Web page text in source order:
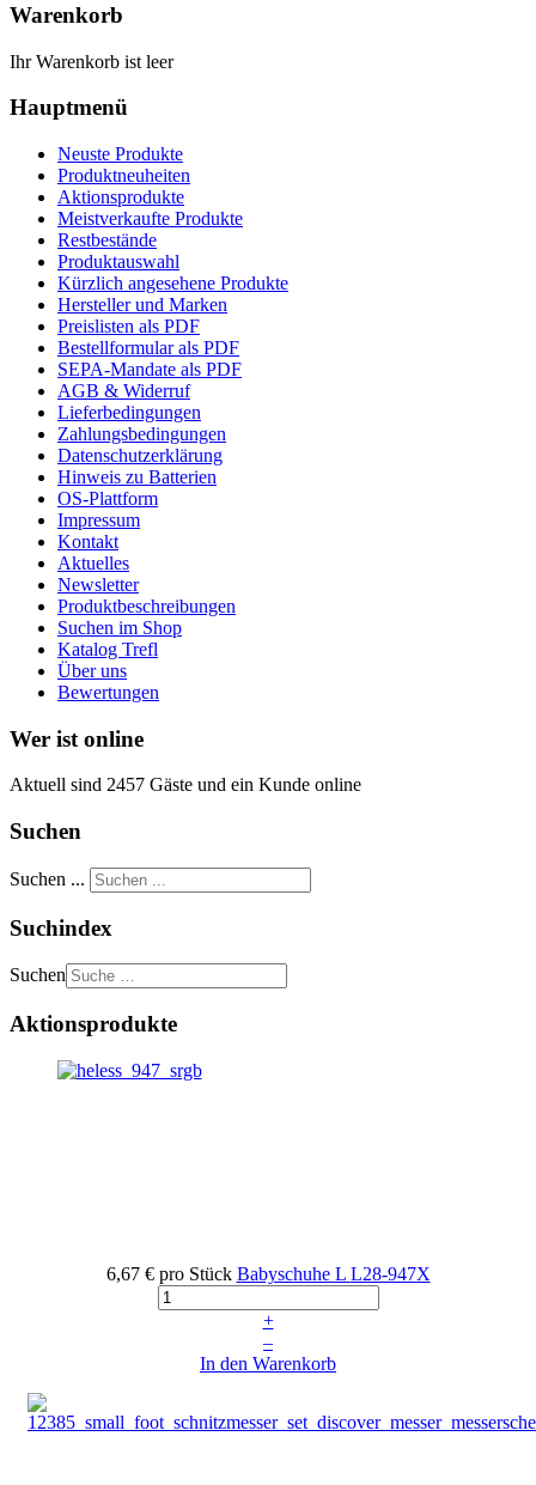
Warenkorb
Ihr Warenkorb ist leer
Hauptmenü
Neuste Produkte
Produktneuheiten
Aktionsprodukte
Meistverkaufte Produkte
Restbestände
Produktauswahl
Kürzlich angesehene Produkte
Hersteller und Marken
Preislisten als PDF
Bestellformular als PDF
SEPA-Mandate als PDF
AGB & Widerruf
Lieferbedingungen
Zahlungsbedingungen
Datenschutzerklärung
Hinweis zu Batterien
OS-Plattform
Impressum
Kontakt
Aktuelles
Newsletter
Produktbeschreibungen
Suchen im Shop
Katalog Trefl
Über uns
Bewertungen
Wer ist online
Aktuell sind 2457 Gäste und ein Kunde online
Suchen
Suchen ...
Suchindex
Suchen
Aktionsprodukte
6,67 € pro Stück Babyschuhe L L28-947X
+
–
In den Warenkorb